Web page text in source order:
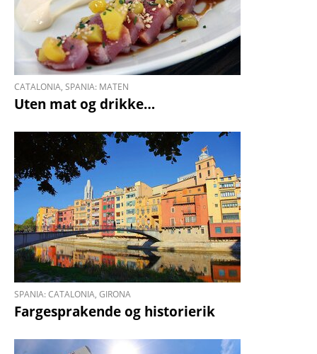
CATALONIA, SPANIA: MATEN
Uten mat og drikke…
SPANIA: CATALONIA, GIRONA
Fargesprakende og historierik